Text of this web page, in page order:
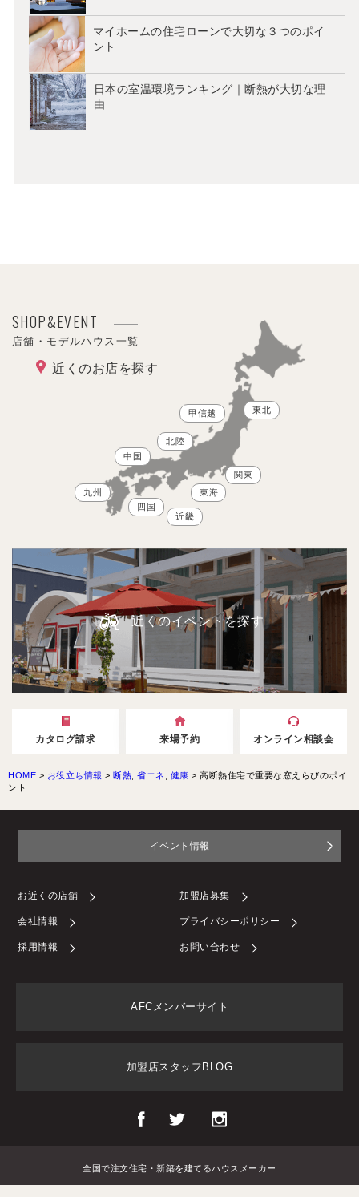
マイホームの住宅ローンで大切な３つのポイ
ント
日本の室温環境ランキング｜断熱が大切な理
由
SHOP&EVENT
店舗・モデルハウス一覧
近くのお店を探す
東北
甲信越
北陸
関東
東海
近畿
中国
四国
九州
近くのイベントを探す
カタログ請求 来場予約 オンライン相談会
HOME > お役立ち情報 > 断熱, 省エネ , 健康 > 高断熱住宅で重要な窓えらびのポイ
ント
イベント情報
お近くの店舗 加盟店募集
会社情報 プライバシーポリシー
採用情報 お問い合わせ
AFCメンバーサイト
加盟店スタッフBLOG
全国で注文住宅・新築を建てるハウスメーカー